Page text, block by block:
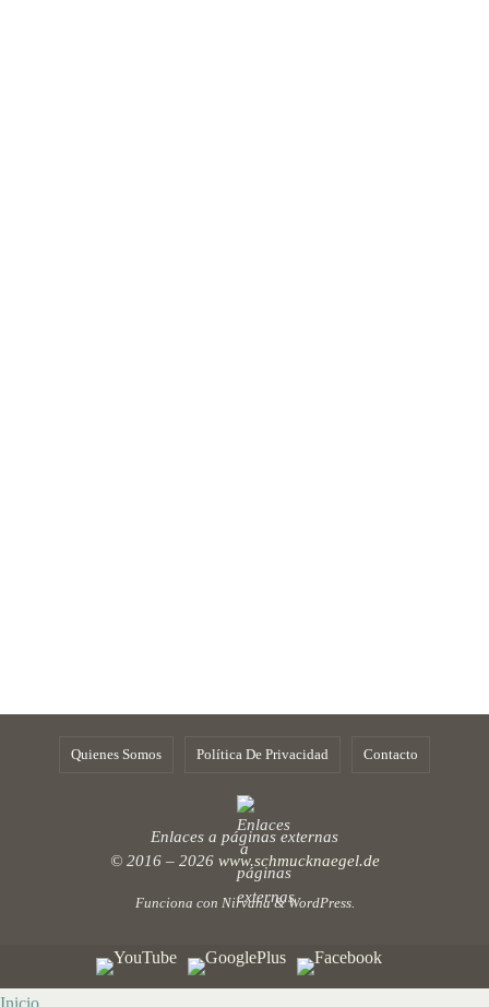
Quienes Somos Política De Privacidad Contacto
Enlaces a páginas externas
© 2016 – 2026 www.schmucknaegel.de
Funciona con Nirvana&WordPress.
Inicio